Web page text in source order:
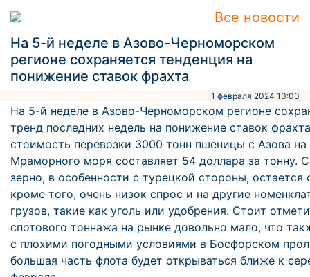
Все новости
На 5-й неделе в Азово-Черноморском
регионе сохраняется тенденция на
понижение ставок фрахта
1 февраля 2024 10:00
На 5-й неделе в Азово-Черноморском регионе
тренд последних недель на понижение ставок
стоимость перевозки 3000 тонн пшеницы с Азова
Мраморного моря составляет 54 доллара за тонну.
зерно, в особенности с турецкой стороны, остается
кроме того, очень низок спрос и на другие
грузов, такие как уголь или удобрения. Стоит
спотового тоннажа на рынке довольно мало, что
с плохими погодными условиями в Босфорском
большая часть флота будет открываться ближе к